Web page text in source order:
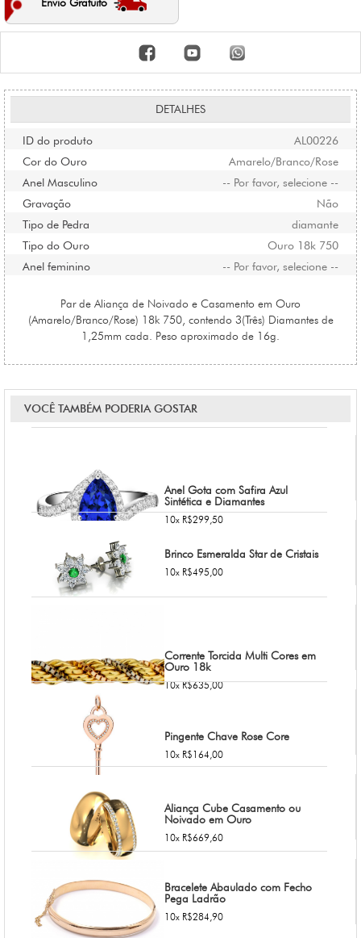
DETALHES
ID do produto AL00226
Cor do Ouro Amarelo/Branco/Rose
Anel Masculino -- Por favor, selecione --
Gravação Não
Tipo de Pedra diamante
Tipo do Ouro Ouro 18k 750
Anel feminino -- Por favor, selecione --
Par de Aliança de Noivado e Casamento em Ouro
(Amarelo/Branco/Rose) 18k 750, contendo 3(Três) Diamantes de
1,25mm cada. Peso aproximado de 16g.
VOCÊ TAMBÉM PODERIA GOSTAR
Anel Gota com Safira Azul
Sintética e Diamantes
10x R$299,50
Brinco Esmeralda Star de Cristais
10x R$495,00
Corrente Torcida Multi Cores em
Ouro 18k
10x R$635,00
Pingente Chave Rose Core
10x R$164,00
Aliança Cube Casamento ou
Noivado em Ouro
10x R$669,60
Bracelete Abaulado com Fecho
Pega Ladrão
10x R$284,90